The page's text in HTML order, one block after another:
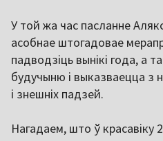
У той жа час пасланне
асобнае штогадовае
падводзіць вынікі года, а
будучыню і выказваецца з
і знешніх падзей.
Нагадаем, што ў красавіку